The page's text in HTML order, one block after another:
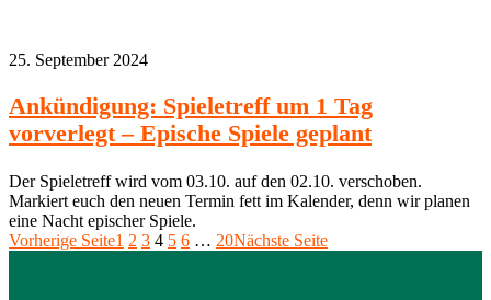
25. September 2024
Ankündigung: Spieletreff um 1 Tag
vorverlegt – Epische Spiele geplant
Der Spieletreff wird vom 03.10. auf den 02.10. verschoben.
Markiert euch den neuen Termin fett im Kalender, denn wir planen
eine Nacht epischer Spiele.
Vorherige Seite1 2 3 4 5 6 … 20Nächste Seite